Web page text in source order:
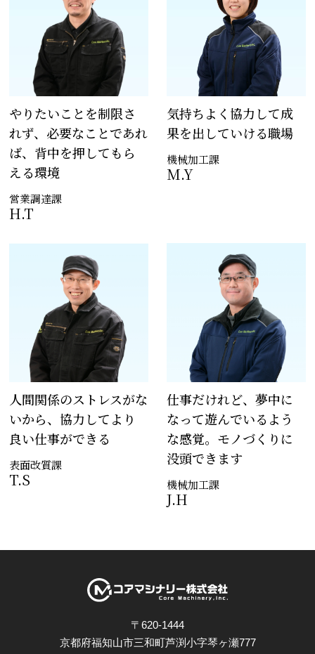
やりたいことを制限さ
れず、 必要なことであれ
ば、 背中を押してもら
える環境
営業調達課
H.T
気持ちよく協力して成
果を出していける職場
機械加工課
M.Y
人間関係のストレスがな
いから、 協力してより
良い仕事ができる
表面改質課
T.S
仕事だけれど、夢中に
なって遊んでいるよう
な感覚。 モノづくりに
没頭できます
機械加工課
J.H
〒620-1444
京都府福知山市三和町芦渕小字琴ヶ瀬777